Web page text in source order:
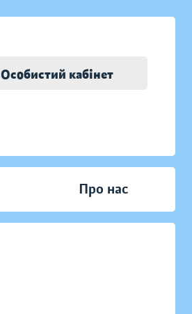
Особистий кабінет
Про нас